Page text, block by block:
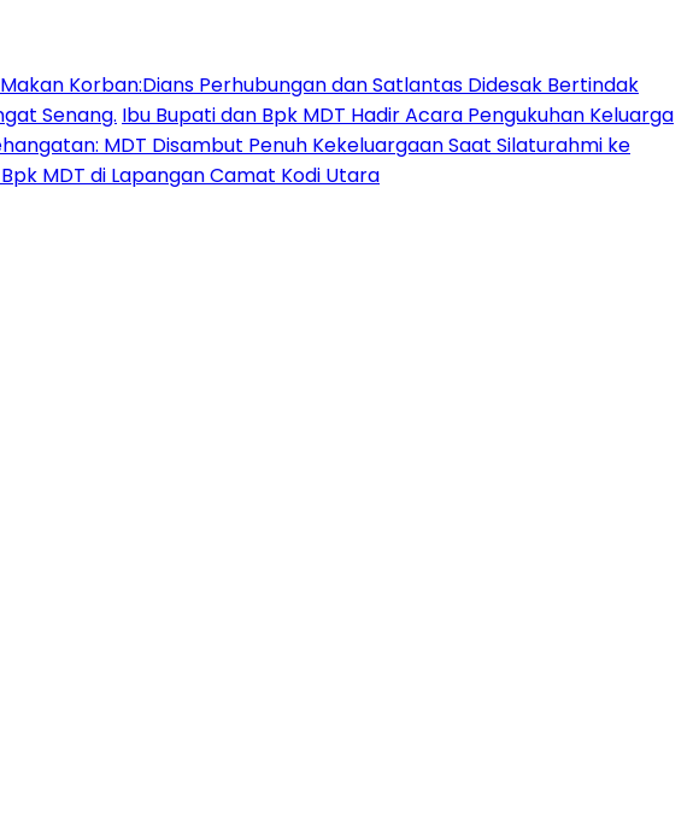
Korban:Dians Perhubungan dan Satlantas Didesak Bertindak
Senang. Ibu Bupati dan Bpk MDT Hadir Acara Pengukuhan Keluarga
MDT Disambut Penuh Kekeluargaan Saat Silaturahmi ke
MDT di Lapangan Camat Kodi Utara